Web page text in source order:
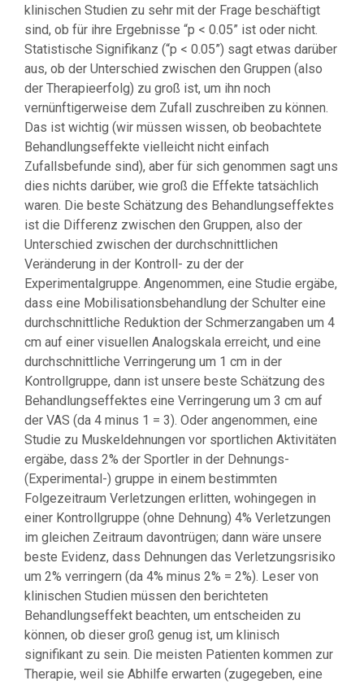
klinischen Studien zu sehr mit der Frage beschäftigt
sind, ob für ihre Ergebnisse “p < 0.05” ist oder nicht.
Statistische Signifikanz (“p < 0.05”) sagt etwas darüber
aus, ob der Unterschied zwischen den Gruppen (also
der Therapieerfolg) zu groß ist, um ihn noch
vernünftigerweise dem Zufall zuschreiben zu können.
Das ist wichtig (wir müssen wissen, ob beobachtete
Behandlungseffekte vielleicht nicht einfach
Zufallsbefunde sind), aber für sich genommen sagt uns
dies nichts darüber, wie groß die Effekte tatsächlich
waren. Die beste Schätzung des Behandlungseffektes
ist die Differenz zwischen den Gruppen, also der
Unterschied zwischen der durchschnittlichen
Veränderung in der Kontroll- zu der der
Experimentalgruppe. Angenommen, eine Studie ergäbe,
dass eine Mobilisationsbehandlung der Schulter eine
durchschnittliche Reduktion der Schmerzangaben um 4
cm auf einer visuellen Analogskala erreicht, und eine
durchschnittliche Verringerung um 1 cm in der
Kontrollgruppe, dann ist unsere beste Schätzung des
Behandlungseffektes eine Verringerung um 3 cm auf
der VAS (da 4 minus 1 = 3). Oder angenommen, eine
Studie zu Muskeldehnungen vor sportlichen Aktivitäten
ergäbe, dass 2% der Sportler in der Dehnungs-
(Experimental-) gruppe in einem bestimmten
Folgezeitraum Verletzungen erlitten, wohingegen in
einer Kontrollgruppe (ohne Dehnung) 4% Verletzungen
im gleichen Zeitraum davontrügen; dann wäre unsere
beste Evidenz, dass Dehnungen das Verletzungsrisiko
um 2% verringern (da 4% minus 2% = 2%). Leser von
klinischen Studien müssen den berichteten
Behandlungseffekt beachten, um entscheiden zu
können, ob dieser groß genug ist, um klinisch
signifikant zu sein. Die meisten Patienten kommen zur
Therapie, weil sie Abhilfe erwarten (zugegeben, eine